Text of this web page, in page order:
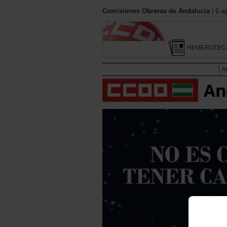
Comisiones Obreras de Andalucía | 6